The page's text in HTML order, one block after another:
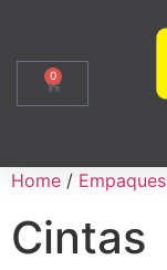
0
Home / Empaques
Cintas